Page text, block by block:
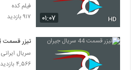
۰۱:۰۷ HD
فیلم کده
۹۱۷ بازدید
تیزر قسمت 44 سریال جیران
سریال ایرانی
۴,۵۶۶ بازدید